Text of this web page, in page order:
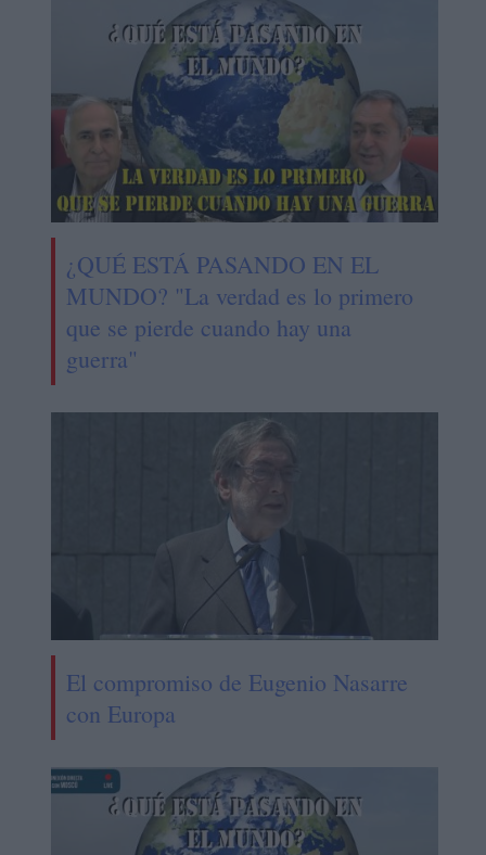
¿QUÉ ESTÁ PASANDO EN EL
MUNDO? "La verdad es lo primero
que se pierde cuando hay una
guerra"
El compromiso de Eugenio Nasarre
con Europa